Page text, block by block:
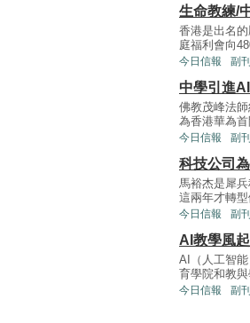
生命教練/
香港是出名
庭福利會向
今日信報 副
中學引進
佛教茂峰法
為香港華為
今日信報 副
科技公司
馬裕杰是犀
這兩年才轉
今日信報 副
AI教學風
AI（人工智
育學院和教
今日信報 副